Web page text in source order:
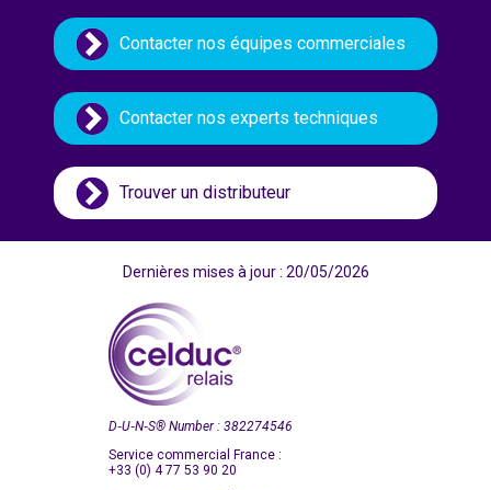
Contacter nos équipes commerciales
Contacter nos experts techniques
Trouver un distributeur
Dernières mises à jour : 20/05/2026
D‑U‑N‑S® Number : 382274546
Service commercial France :
+33 (0) 4 77 53 90 20